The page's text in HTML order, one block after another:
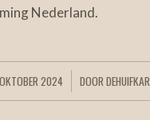
Nederland.
2024
/ DOORDEHUIFKAR